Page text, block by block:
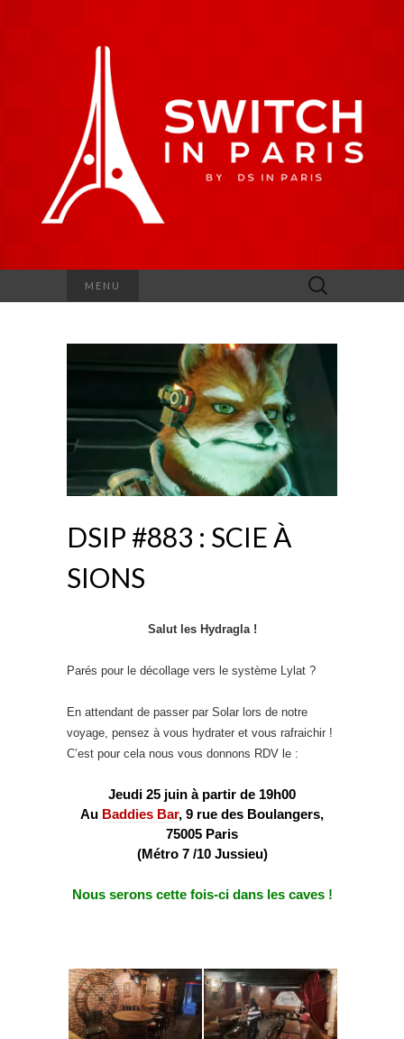
MENU Rechercher :
DSIP #883 : SCIE À
SIONS
Salut les Hydragla !
Parés pour le décollage vers le système Lylat ?
En attendant de passer par Solar lors de notre
voyage, pensez à vous hydrater et vous rafraichir !
C’est pour cela nous vous donnons RDV le :
Jeudi 25 juin à partir de 19h00
Au Baddies Bar, 9 rue des Boulangers,
75005 Paris
(Métro 7 /10 Jussieu)
Nous serons cette fois-ci dans les caves !